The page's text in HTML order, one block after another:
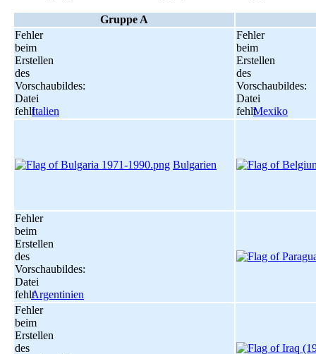
Gruppe A
Fehler
beim
Erstellen
des
Vorschaubildes:
Datei
fehltItalien
Fehler
beim
Erstellen
des
Vorschaubildes:
Datei
fehltMexiko
Bulgarien
Fehler
beim
Erstellen
des
Vorschaubildes:
Datei
fehltArgentinien
Fehler
beim
Erstellen
des